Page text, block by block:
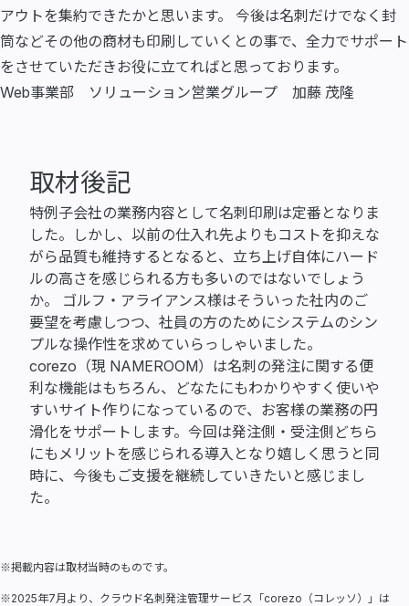
アウトを集約できたかと思います。 今後は名刺だけでなく封
筒などその他の商材も印刷していくとの事で、全力でサポート
をさせていただきお役に立てればと思っております。
Web事業部 ソリューション営業グループ 加藤 茂隆
取材後記
特例子会社の業務内容として名刺印刷は定番となりま
した。しかし、以前の仕入れ先よりもコストを抑えな
がら品質も維持するとなると、立ち上げ自体にハード
ルの高さを感じられる方も多いのではないでしょう
か。 ゴルフ・アライアンス様はそういった社内のご
要望を考慮しつつ、社員の方のためにシステムのシン
プルな操作性を求めていらっしゃいました。
corezo（現 NAMEROOM）は名刺の発注に関する便
利な機能はもちろん、どなたにもわかりやすく使いや
すいサイト作りになっているので、お客様の業務の円
滑化をサポートします。今回は発注側・受注側どちら
にもメリットを感じられる導入となり嬉しく思うと同
時に、今後もご支援を継続していきたいと感じまし
た。
※掲載内容は取材当時のものです。
※2025年7月より、クラウド名刺発注管理サービス「corezo（コレッソ）」は